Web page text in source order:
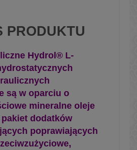
PRODUKTU
Hydrol® L-
są w oparciu o
mineralne oleje
pakiet dodatków
poprawiających